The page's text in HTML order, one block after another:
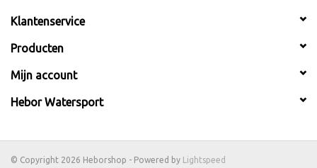
Klantenservice
Producten
Mijn account
Hebor Watersport
© Copyright 2026 Heborshop - Powered by Lightspeed